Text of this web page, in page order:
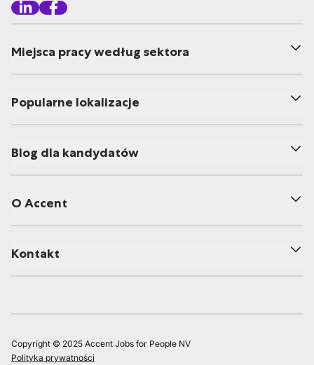
Miejsca pracy według sektora
Popularne lokalizacje
Blog dla kandydatów
O Accent
Kontakt
Copyright © 2025 Accent Jobs for People NV
Polityka prywatności